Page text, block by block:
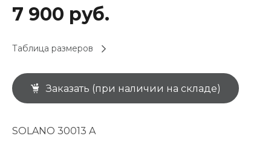
7 900 руб.
Таблица размеров
Заказать (при наличии на складе)
SOLANO 30013 A